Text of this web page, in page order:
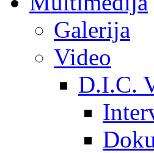
Galerija
Video
D.I.C.